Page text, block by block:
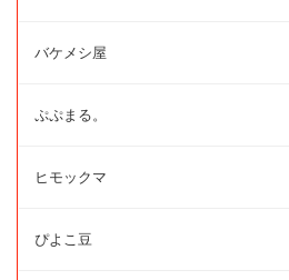
バケメシ屋
ぷぷまる。
ヒモックマ
ぴよこ豆